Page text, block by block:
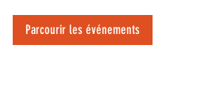
Parcourir les événements